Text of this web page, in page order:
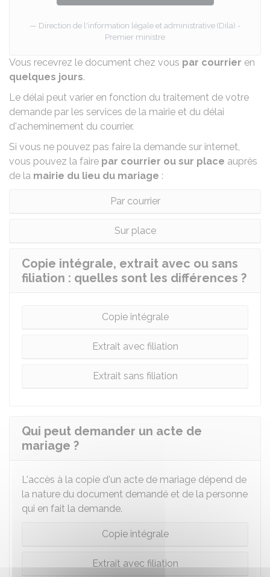
Direction de l'information légale et administrative (Dila) -
Premier ministre
Vous recevrez le document chez vous par courrier en
quelques jours.
Le délai peut varier en fonction du traitement de votre
demande par les services de la mairie et du délai
d'acheminement du courrier.
Si vous ne pouvez pas faire la demande sur internet,
vous pouvez la faire par courrier ou sur place auprès
de la mairie du lieu du mariage :
Par courrier
Sur place
Copie intégrale, extrait avec ou sans
filiation : quelles sont les différences ?
Copie intégrale
Extrait avec filiation
Extrait sans filiation
Qui peut demander un acte de
mariage ?
L'accès à la copie d'un acte de mariage dépend de
la nature du document demandé et de la personne
qui en fait la demande.
Copie intégrale
Extrait avec filiation